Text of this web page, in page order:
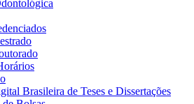
Brasileira de Teses e Dissertações